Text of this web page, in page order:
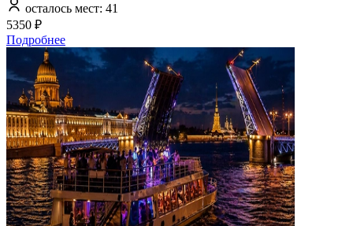
осталось мест: 41
5350 ₽
Подробнее